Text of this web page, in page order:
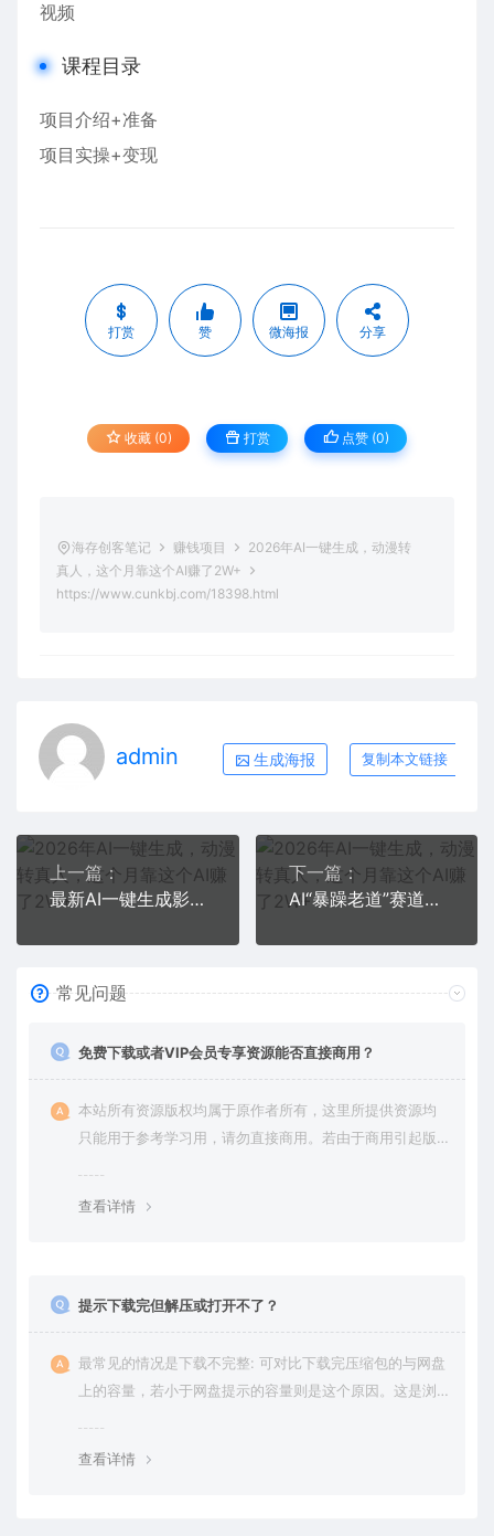
视频
课程目录
项目介绍+准备
项目实操+变现
打赏 赞 微海报 分享
收藏 (0) 打赏 点赞 (0)
海存创客笔记 赚钱项目
2026年AI一键生成，动漫转
真人，这个月靠这个AI赚了2W+
https://www.cunkbj.com/18398.html
admin 生成海报 复制本文链接
上一篇：
最新AI一键生成影视解说视频，无需剪辑3分钟1条，条条爆款，多平台变现日入2000+
下一篇：
AI“暴躁老道”赛道，5条作品揽百万播放！（附变现全攻略）
常见问题
免费下载或者VIP会员专享资源能否直接商用？
本站所有资源版权均属于原作者所有，这里所提供资源均
只能用于参考学习用，请勿直接商用。若由于商用引起版
查看详情
提示下载完但解压或打开不了？
最常见的情况是下载不完整: 可对比下载完压缩包的与网盘
上的容量，若小于网盘提示的容量则是这个原因。这是浏
查看详情